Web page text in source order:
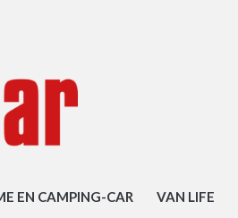
EN CAMPING-CAR VAN LIFE